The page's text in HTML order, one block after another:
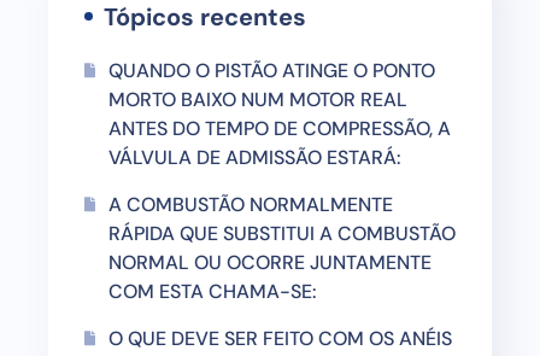
Tópicos recentes
QUANDO O PISTÃO ATINGE O PONTO
MORTO BAIXO NUM MOTOR REAL
ANTES DO TEMPO DE COMPRESSÃO, A
VÁLVULA DE ADMISSÃO ESTARÁ:
A COMBUSTÃO NORMALMENTE
RÁPIDA QUE SUBSTITUI A COMBUSTÃO
NORMAL OU OCORRE JUNTAMENTE
COM ESTA CHAMA-SE:
O QUE DEVE SER FEITO COM OS ANÉIS